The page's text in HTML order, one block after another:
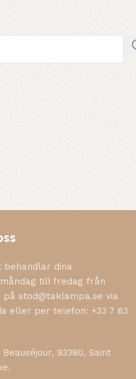
behandlar dina
till fredag från
på stod@taklampa.se via
eller per telefon: +33 7 63
93380, Saint